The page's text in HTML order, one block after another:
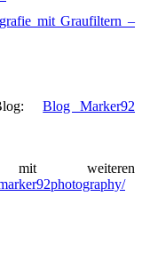
mit Graufiltern –
Blog:Blog Marker92
mit weiteren